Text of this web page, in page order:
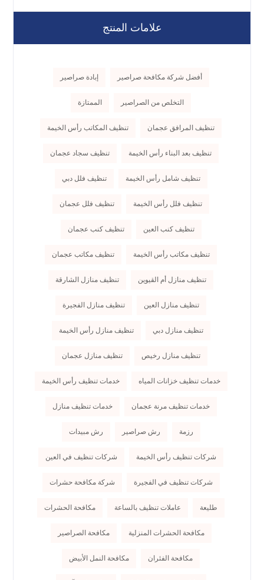
علامات المنتج
أفضل شركة مكافحة صراصير إبادة صراصير
التخلص من الصراصير الممتازة
تنظيف المرافق عجمان تنظيف المكاتب رأس الخيمة
تنظيف بعد البناء رأس الخيمة تنظيف سجاد عجمان
تنظيف شامل رأس الخيمة تنظيف فلل دبي
تنظيف فلل رأس الخيمة تنظيف فلل عجمان
تنظيف كنب العين تنظيف كنب عجمان
تنظيف مكاتب رأس الخيمة تنظيف مكاتب عجمان
تنظيف منازل أم القيوين تنظيف منازل الشارقة
تنظيف منازل العين تنظيف منازل الفجيرة
تنظيف منازل دبي تنظيف منازل رأس الخيمة
تنظيف منازل رخيص تنظيف منازل عجمان
خدمات تنظيف خزانات المياه خدمات تنظيف رأس الخيمة
خدمات تنظيف مرنة عجمان خدمات تنظيف منازل
رزمة رش صراصير رش مبيدات
شركات تنظيف رأس الخيمة شركات تنظيف في العين
شركات تنظيف في الفجيرة شركة مكافحة حشرات
طليعة عاملات تنظيف بالساعة مكافحة الحشرات
مكافحة الحشرات المنزلية مكافحة الصراصير
مكافحة الفئران مكافحة النمل الأبيض